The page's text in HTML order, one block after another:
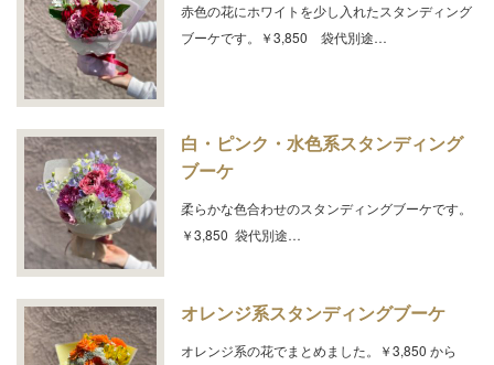
赤色の花にホワイトを少し入れたスタンディング
ブーケです。￥3,850 袋代別途…
白・ピンク・水色系スタンディング
ブーケ
柔らかな色合わせのスタンディングブーケです。
￥3,850 袋代別途…
オレンジ系スタンディングブーケ
オレンジ系の花でまとめました。￥3,850 から